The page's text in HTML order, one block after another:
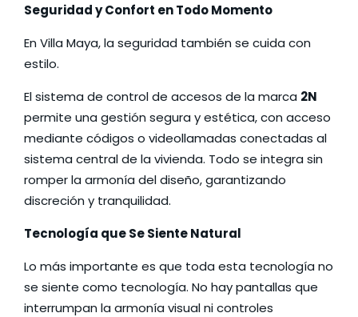
Seguridad y Confort en Todo Momento
En Villa Maya, la seguridad también se cuida con
estilo.
El sistema de control de accesos de la marca 2N
permite una gestión segura y estética, con acceso
mediante códigos o videollamadas conectadas al
sistema central de la vivienda. Todo se integra sin
romper la armonía del diseño, garantizando
discreción y tranquilidad.
Tecnología que Se Siente Natural
Lo más importante es que toda esta tecnología no
se siente como tecnología. No hay pantallas que
interrumpan la armonía visual ni controles